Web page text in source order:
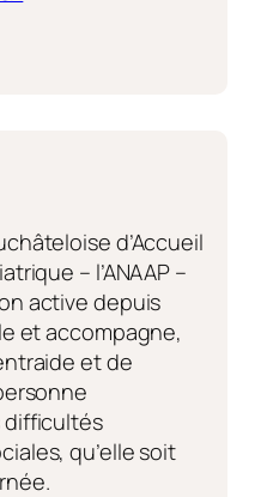
d’Accueil
– l’ANAAP –
active depuis
et accompagne,
et de
difficultés
qu’elle soit